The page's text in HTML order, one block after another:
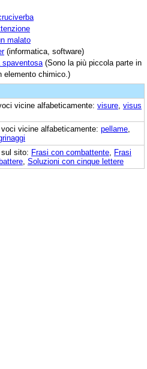
malato
(informatica, software)
spaventosa (Sono la più piccola parte in
elemento chimico.)
vicine alfabeticamente: visure visus
voci vicine alfabeticamente: pellame
sito: Frasi con combattente Frasi
Soluzioni con cinque lettere